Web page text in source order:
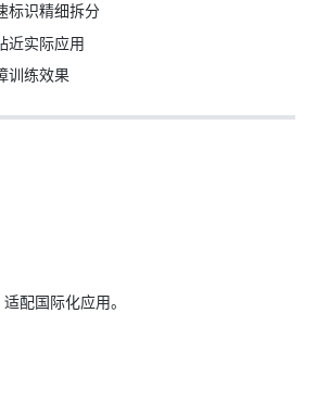
标识精细拆分
近实际应用
训练效果
配国际化应用。